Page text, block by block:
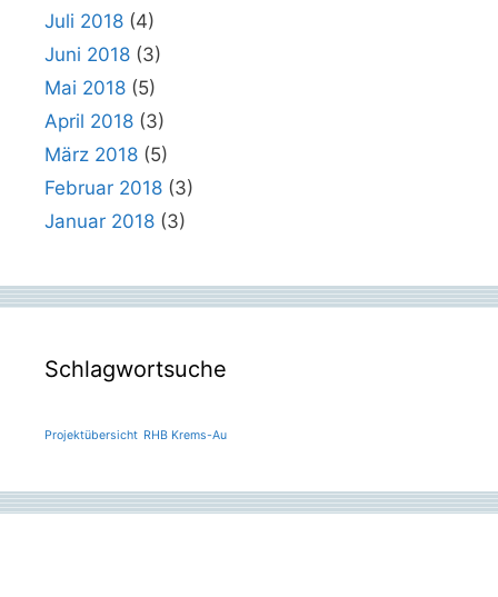
Juli 2018 (4)
Juni 2018 (3)
Mai 2018 (5)
April 2018 (3)
März 2018 (5)
Februar 2018 (3)
Januar 2018 (3)
Schlagwortsuche
Projektübersicht RHB Krems-Au